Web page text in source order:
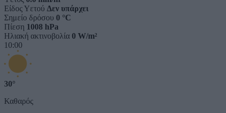
Είδος Υετού Δεν υπάρχει
Σημείο δρόσου 0 °C
Πίεση 1008 hPa
Ηλιακή ακτινοβολία 0 W/m²
10:00
30°
Καθαρός